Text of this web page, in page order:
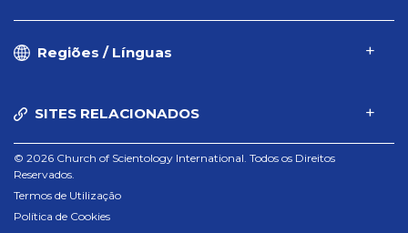
Regiões / Línguas
SITES RELACIONADOS
© 2026 Church of Scientology International. Todos os Direitos
Reservados.
Termos de Utilização
Política de Cookies